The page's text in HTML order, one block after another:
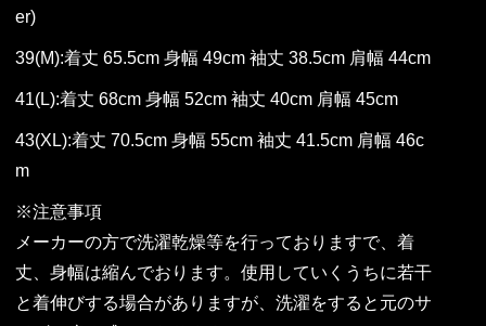
er)
39(M):着丈 65.5cm 身幅 49cm 袖丈 38.5cm 肩幅 44cm
41(L):着丈 68cm 身幅 52cm 袖丈 40cm 肩幅 45cm
43(XL):着丈 70.5cm 身幅 55cm 袖丈 41.5cm 肩幅 46c
m
※注意事項
メーカーの方で洗濯乾燥等を行っておりますで、着
丈、身幅は縮んでおります。使用していくうちに若干
と着伸びする場合がありますが、洗濯をすると元のサ